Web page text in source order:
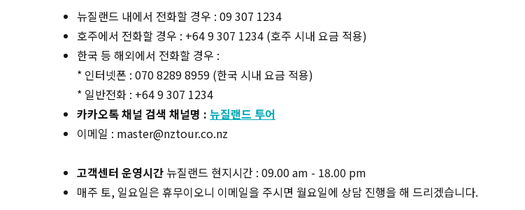
뉴질랜드 내에서 전화할 경우 : 09 307 1234
호주에서 전화할 경우 : +64 9 307 1234 (호주 시내 요금 적용)
한국 등 해외에서 전화할 경우 :
* 인터넷폰 : 070 8289 8959 (한국 시내 요금 적용)
* 일반전화 : +64 9 307 1234
카카오톡 채널 검색 채널명 : 뉴질랜드 투어
이메일 : master@nztour.co.nz
고객센터 운영시간뉴질랜드 현지시간 : 09.00 am - 18.00 pm
매주 토, 일요일은 휴무이오니 이메일을 주시면 월요일에 상담 진행을 해 드리겠습니다.